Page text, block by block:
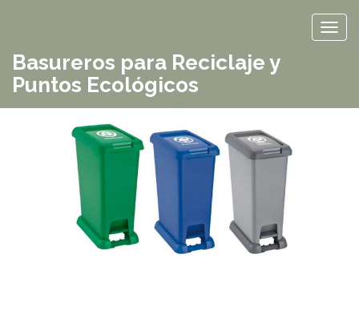
Basureros para Reciclaje y
Puntos Ecológicos